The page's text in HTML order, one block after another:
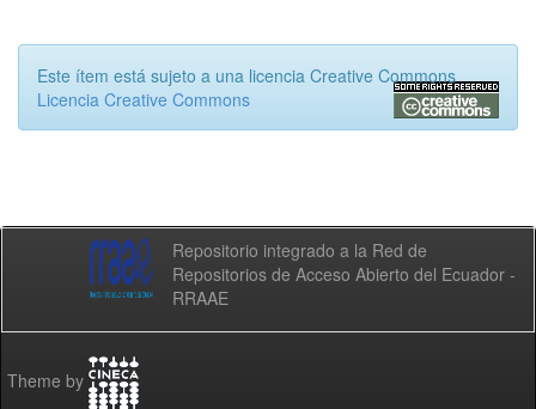
Este ítem está sujeto a una licencia Creative Commons
Licencia Creative Commons
Repositorio integrado a la Red de
Repositorios de Acceso Abierto del Ecuador -
RRAAE
Theme by